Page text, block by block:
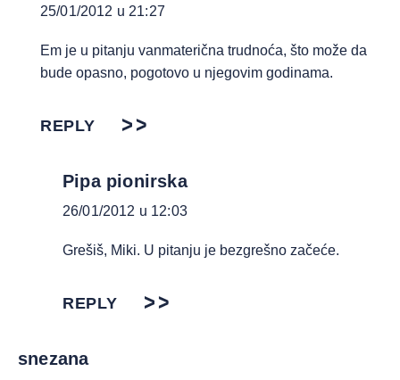
25/01/2012 u 21:27
Em je u pitanju vanmaterična trudnoća, što može da
bude opasno, pogotovo u njegovim godinama.
REPLY
Pipa pionirska
26/01/2012 u 12:03
Grešiš, Miki. U pitanju je bezgrešno začeće.
REPLY
snezana